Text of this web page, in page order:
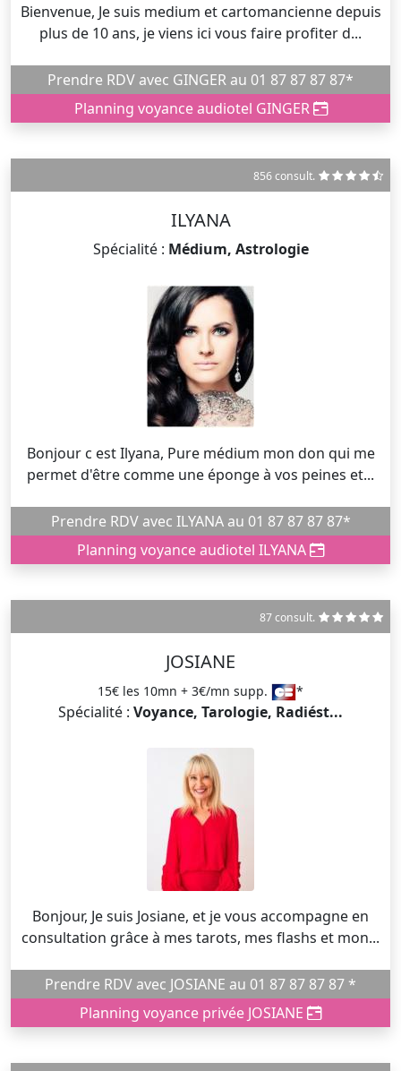
Bienvenue, Je suis medium et cartomancienne depuis
plus de 10 ans, je viens ici vous faire profiter d...
Prendre RDV avec GINGER au 01 87 87 87 87*
Planning voyance audiotel GINGER
856 consult.
ILYANA
Spécialité : Médium, Astrologie
Bonjour c est Ilyana, Pure médium mon don qui me
permet d'être comme une éponge à vos peines et...
Prendre RDV avec ILYANA au 01 87 87 87 87*
Planning voyance audiotel ILYANA
87 consult.
JOSIANE
15€ les 10mn + 3€/mn supp. *
Spécialité : Voyance, Tarologie, Radiést...
Bonjour, Je suis Josiane, et je vous accompagne en
consultation grâce à mes tarots, mes flashs et mon...
Prendre RDV avec JOSIANE au 01 87 87 87 87 *
Planning voyance privée JOSIANE